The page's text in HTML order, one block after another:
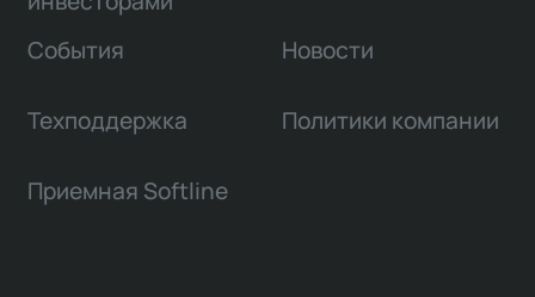
События Новости
Техподдержка Политики компании
Приемная Softline